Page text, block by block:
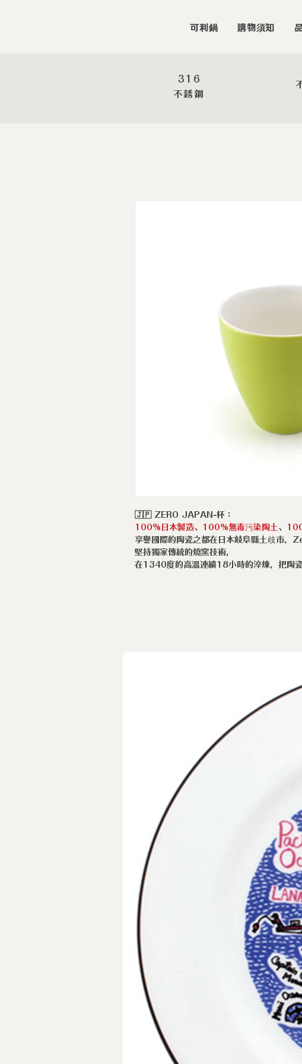
可利鍋 購物須知
🇯🇵 ZERO JAPAN-杯：
100%日本製造、 100%無毒污染陶土、
享譽國際的陶瓷之都在日本岐阜縣土歧市
堅持獨家傳統的燒窯技術，
在1340度的高溫連續18小時的淬煉，把陶
316
​不銹鋼